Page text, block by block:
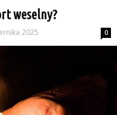
weselny?
2025 0